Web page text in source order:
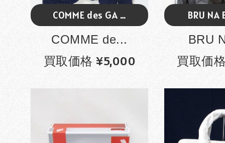
COMME des GA …
COMME de...
買取価格 ¥5,000
BRU NA
BRU
買取価